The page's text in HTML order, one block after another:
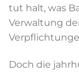
tut halt, was
Verwaltung
Doch die